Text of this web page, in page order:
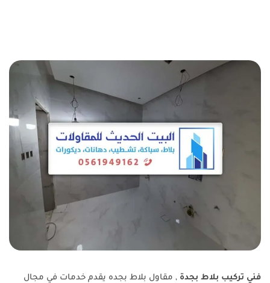
فني تركيب بلاط بجدة , مقاول بلاط بجده يقدم خدمات في مجال